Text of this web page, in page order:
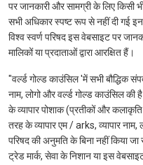
पर जानकारी और सामग्री के लिए किसी
सभी अधिकार स्पष्ट रूप से नहीं दी गई इन
विश्व स्वर्ण परिषद इस वेबसाइट पर
मालिकों या प्रदाताओं द्वारा आरक्षित हैं।
"वर्ल्ड गोल्ड काउंसिल 'में सभी बौद्धिक
नाम, लोगो और वर्ल्ड गोल्ड काउंसिल
के व्यापार पोशाक (प्रतीकों और
तरह के व्यापार एम / arks, व्यापार नाम,
परिषद की अनुमति के बिना नहीं किया
ट्रेड मार्क, सेवा के निशान या इस